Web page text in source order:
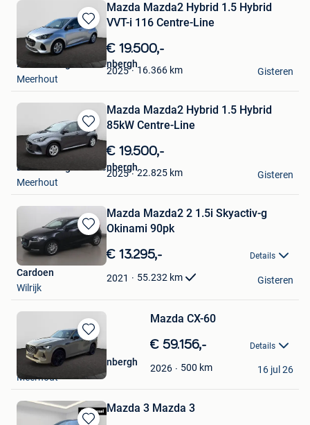
Bewaren
in
Favorieten
Mazda Mazda2 Hybrid 1.5 Hybrid
VVT-i 116 Centre-Line
€ 19.500,-
2025 16.366 km
BVBA Garage Vandenbergh
Meerhout
Gisteren
Bewaren
in
Favorieten
Mazda Mazda2 Hybrid 1.5 Hybrid
85kW Centre-Line
€ 19.500,-
2025 22.825 km
BVBA Garage Vandenbergh
Meerhout
Gisteren
Bewaren
in
Favorieten
Mazda Mazda2 2 1.5i Skyactiv-g
Okinami 90pk
€ 13.295,- Details
2021 55.232 km
Cardoen
Wilrijk
Gisteren
Bewaren
in
Favorieten
Mazda CX-60
€ 59.156,- Details
2026 500 km
BVBA Garage Vandenbergh
Meerhout
16 jul 26
Mazda 3 Mazda 3